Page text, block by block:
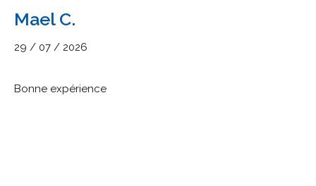
Mael C.
29 / 07 / 2026
Bonne expérience